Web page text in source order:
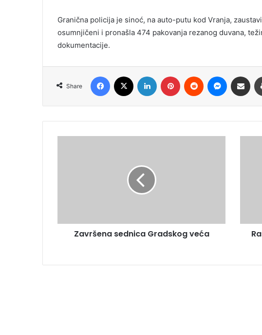
Granična policija je sinoć, na auto-putu kod Vranja,
osumnjičeni i pronašla 474 pakovanja rezanog duvana,
dokumentacije.
Share
Facebook LinkedIn Pinterest Reddit Messenger
Share via
Završena sednica Gradskog veća